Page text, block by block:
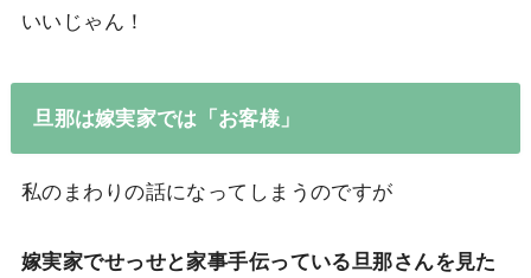
いいじゃん！
旦那は嫁実家では「お客様」
私のまわりの話になってしまうのですが
嫁実家でせっせと家事手伝っている旦那さんを見た